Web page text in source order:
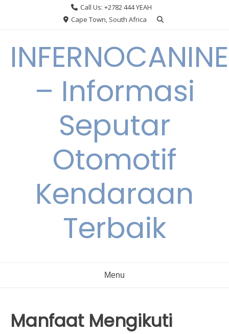
Call Us: +2782 444 YEAH
Cape Town, South Africa
INFERNOCANINE
– Informasi
Seputar
Otomotif
Kendaraan
Terbaik
Menu
Manfaat Mengikuti